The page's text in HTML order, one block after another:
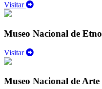
Visitar
Museo Nacional de
Visitar
Museo Nacional de Arte